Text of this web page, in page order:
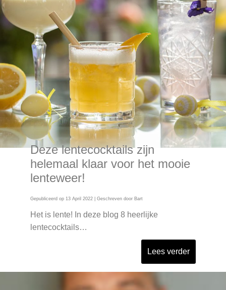
Deze lentecocktails zijn
helemaal klaar voor het mooie
lenteweer!
Gepubliceerd op 13 April 2022 | Geschreven door Bart
Het is lente! In deze blog 8 heerlijke
lentecocktails…
Lees verder